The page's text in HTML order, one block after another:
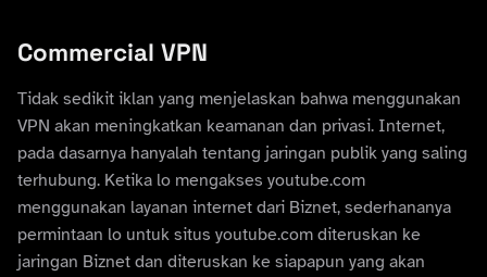
Commercial VPN
Tidak sedikit iklan yang menjelaskan bahwa menggunakan
VPN akan meningkatkan keamanan dan privasi. Internet,
pada dasarnya hanyalah tentang jaringan publik yang saling
terhubung. Ketika lo mengakses youtube.com
menggunakan layanan internet dari Biznet, sederhananya
permintaan lo untuk situs youtube.com diteruskan ke
jaringan Biznet dan diteruskan ke siapapun yang akan